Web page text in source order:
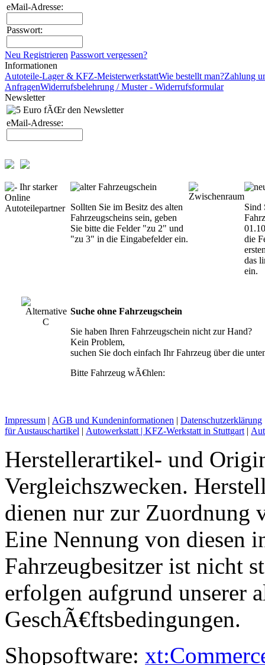
eMail-Adresse:
Passwort:
Neu Registrieren Passwort vergessen?
Informationen
Autoteile-Lager & KFZ-MeisterwerkstattWie bestellt man?Zahlung
AnfragenWiderrufsbelehrung / Muster - Widerrufsformular
Newsletter
eMail-Adresse:
Sollten Sie im Besitz des alten
Fahrzeugscheins sein, geben
Sie bitte die Felder "zu 2" und
"zu 3" in die Eingabefelder ein.
Sind
die
das
ein.
Suche ohne Fahrzeugschein
Sie haben Ihren Fahrzeugschein nicht zur Hand?
Kein Problem,
suchen Sie doch einfach Ihr Fahrzeug über die
Bitte Fahrzeug wÃ€hlen:
Impressum | AGB und Kundeninformationen | Datenschutzerklärung
für Austauschartikel | Autowerkstatt | KFZ-Werkstatt in Stuttgart|
Herstellerartikel- und
Vergleichszwecken.
dienen nur zur Zuordnung
Eine Nennung von diesen
Fahrzeugbesitzer ist nicht
erfolgen aufgrund unserer
GeschÃ€ftsbedingungen.
Shopsoftware: